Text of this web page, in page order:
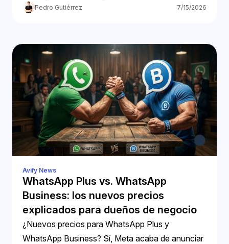
más.Pedro Gutiérrez 7/15/2026
Avify News
WhatsApp Plus vs. WhatsApp
Business: los nuevos precios
explicados para dueños de negocio
¿Nuevos precios para WhatsApp Plus y
WhatsApp Business? Sí, Meta acaba de anunciar